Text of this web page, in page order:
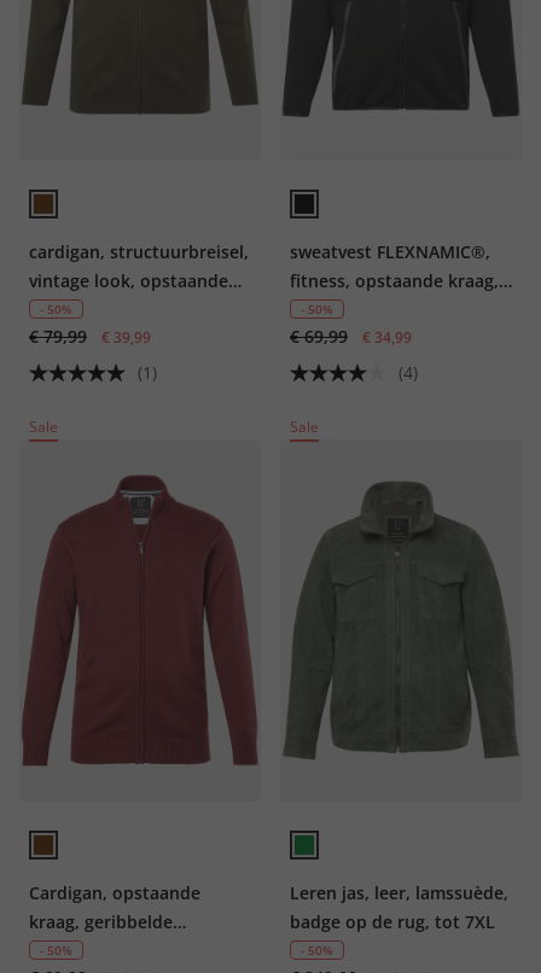
cardigan, structuurbreisel,
vintage look, opstaande
kraag
- 50%
€ 79,99 € 39,99
(1)
sweatvest FLEXNAMIC®,
fitness, opstaande kraag,
ritszakken
- 50%
€ 69,99 € 34,99
(4)
Sale
Cardigan, opstaande
kraag, geribbelde
manchetten
- 50%
Sale
Leren jas, leer, lamssuède,
badge op de rug, tot 7XL
- 50%